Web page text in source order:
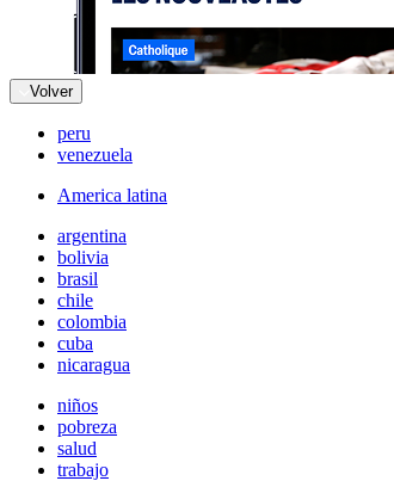
Volver
peru
venezuela
America latina
argentina
bolivia
brasil
chile
colombia
cuba
nicaragua
niños
pobreza
salud
trabajo